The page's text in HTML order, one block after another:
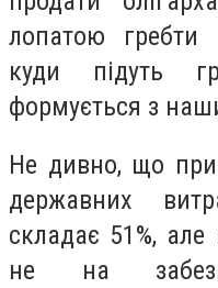
лопатою
куди підуть
формується з
Не дивно, що при
державних
складає 51%,
не на